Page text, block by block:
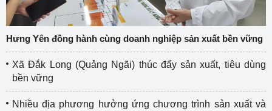
Hưng Yên đồng hành cùng doanh nghiệp sản xuất bền vững
Xã Đắk Long (Quảng Ngãi) thúc đẩy sản xuất, tiêu dùng
bền vững
Nhiều địa phương hưởng ứng chương trình sản xuất và